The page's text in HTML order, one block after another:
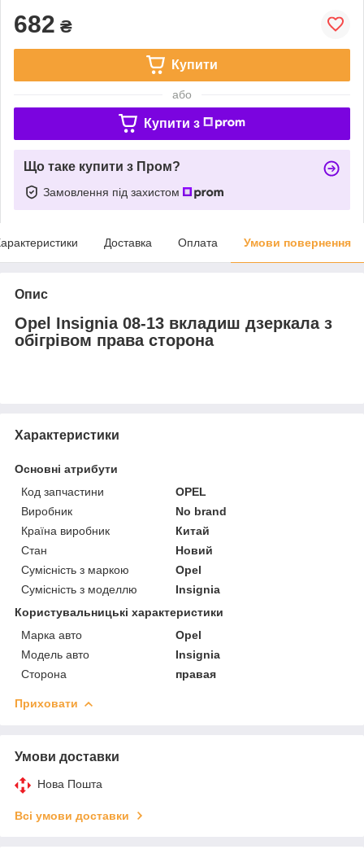
682 ₴
Купити
або
Купити з
Що таке купити з Пром?
Замовлення під захистом
Доставка Оплата Умови повернення
Опис
Opel Insignia 08-13 вкладиш дзеркала з
обігрівом права сторона
Характеристики
Основні атрибути
Код запчастини
OPEL
Виробник
No brand
Країна виробник
Китай
Стан
Новий
Сумісність з маркою
Opel
Сумісність з моделлю
Insignia
Користувальницькі характеристики
Марка авто
Opel
Модель авто
Insignia
Сторона
правая
Приховати
Умови доставки
Нова Пошта
Всі умови доставки